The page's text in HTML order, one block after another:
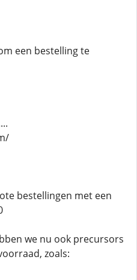
een ​​bestelling te
bestellingen met een
we nu ook precursors
zoals: